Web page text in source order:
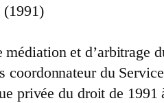
et d’arbitrage
du
privée du droit de 1991